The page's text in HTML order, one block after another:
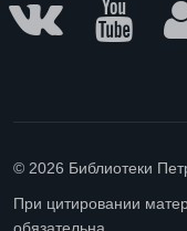
© 2026 Библиотеки
При цитировании